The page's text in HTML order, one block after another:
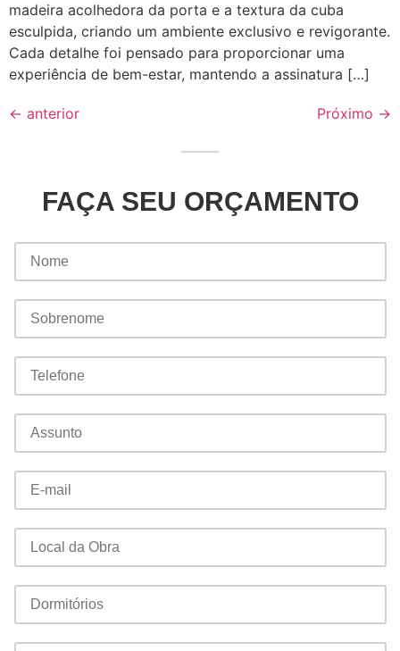
madeira acolhedora da porta e a textura da cuba
esculpida, criando um ambiente exclusivo e revigorante.
Cada detalhe foi pensado para proporcionar uma
experiência de bem-estar, mantendo a assinatura […]
← anterior Próximo →
FAÇA SEU ORÇAMENTO